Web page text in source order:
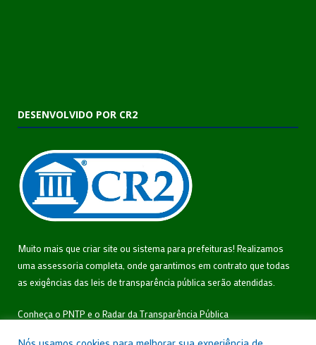
DESENVOLVIDO POR CR2
Muito mais que criar site ou sistema para prefeituras! Realizamos
uma assessoria completa, onde garantimos em contrato que todas
as exigências das leis de transparência pública serão atendidas.
Conheça o PNTP e o Radar da Transparência Pública